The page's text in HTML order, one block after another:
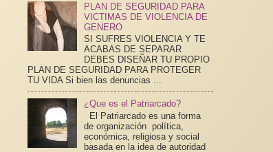
PLAN DE SEGURIDAD PARA
VICTIMAS DE VIOLENCIA DE
GENERO
SI SUFRES VIOLENCIA Y TE
ACABAS DE SEPARAR
DEBES DISEÑAR TU PROPIO
PLAN DE SEGURIDAD PARA PROTEGER
TU VIDA Si bien las denuncias ...
¿Que es el Patriarcado?
El Patriarcado es una forma
de organización política,
económica, religiosa y social
basada en la idea de autoridad